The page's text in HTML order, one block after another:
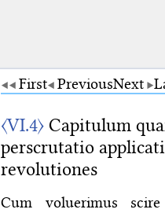
First PreviousNext
〈VI.4〉 Capitulum
perscrutatio
revolutiones
Cum voluerimus